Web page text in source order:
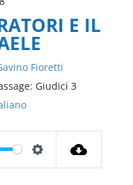
E IL
Fioretti
Giudici 3
Settings